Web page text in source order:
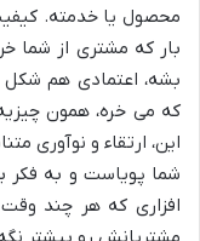
محصول یا خدمته.
بار که مشتری از شما
بشه، اعتمادی هم
که می خره، همون
این، ارتقاء و
شما پویاست و به فکر
افزاری که هر چند